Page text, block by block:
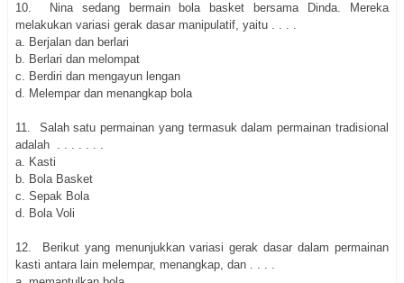
10.
Nina sedang bermain bola basket bersama Dinda. Mereka
melakukan variasi gerak dasar manipulatif, yaitu . . . .
a. Berjalan dan berlari
b. Berlari dan melompat
c. Berdiri dan mengayun lengan
d. Melempar dan menangkap bola
11.
Salah satu permainan yang termasuk dalam permainan tradisional
adalah . . . . . . .
a. Kasti
b. Bola Basket
c. Sepak Bola
d. Bola Voli
12.
Berikut yang menunjukkan variasi gerak dasar dalam permainan
kasti antara lain melempar, menangkap, dan . . . .